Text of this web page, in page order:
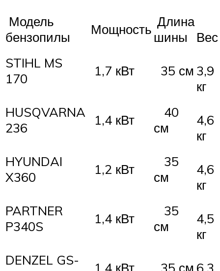
Модель
бензопилы
Мощность Длина
шины
Вес
STIHL MS
170
1,7 кВт 35 см 3,9
кг
HUSQVARNA
236
1,4 кВт
40
см
4,6
кг
HYUNDAI
X360
1,2 кВт
35
см
4,6
кг
PARTNER
P340S
1,4 кВт
35
см
4,5
кг
DENZEL GS-
1,4 кВт 35 см 6,3